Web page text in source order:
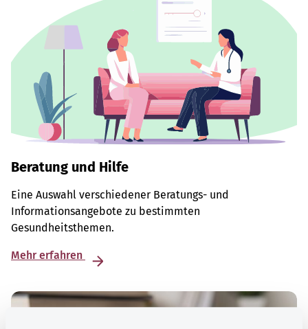
Beratung und Hilfe
Eine Auswahl verschiedener Beratungs- und
Informationsangebote zu bestimmten
Gesundheitsthemen.
Mehr erfahren